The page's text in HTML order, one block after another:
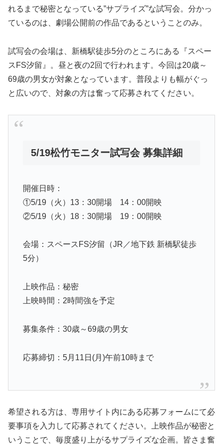
れるまで秘密となっている”サプライズ”な試写会。分かっ
ているのは、劇場公開前の作品であるということのみ。
試写会の会場は、新橋駅徒歩5分のところにある『スペー
スFS汐留』。昼と夜の2回で行われます。今回は20歳～
69歳の男女が対象となっています。普段よりも幅がぐっ
と広いので、対象の方は奮って応募されてください。
5/19松竹モニター試写会 募集詳細
開催日時：
①5/19（火）13：30開場 14：00開映
②5/19（火）18：30開場 19：00開映
会場：スペースFS汐留（JR／地下鉄 新橋駅徒歩
5分）
上映作品：秘密
上映時間：2時間強を予定
募集条件：30歳～69歳の男女
応募締切：5月11日(月)午前10時まで
希望される方は、専用サイト内にある応募フォームにて必
要事項を入力して応募されてください。上映作品が秘密と
いうことで、毎度盛り上がるサプライズな企画。皆さま奮